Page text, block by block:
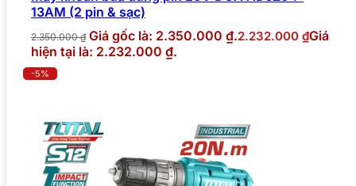
13AM (2 pin & sạc)
2.350.000₫ Giá gốc là: 2.350.000 ₫.2.232.000 ₫Giá
hiện tại là: 2.232.000 ₫.
-5%